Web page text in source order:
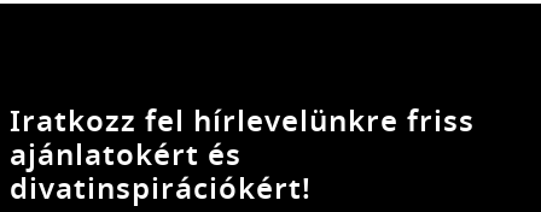
Iratkozz fel hírlevelünkre friss
ajánlatokért és
divatinspirációkért!